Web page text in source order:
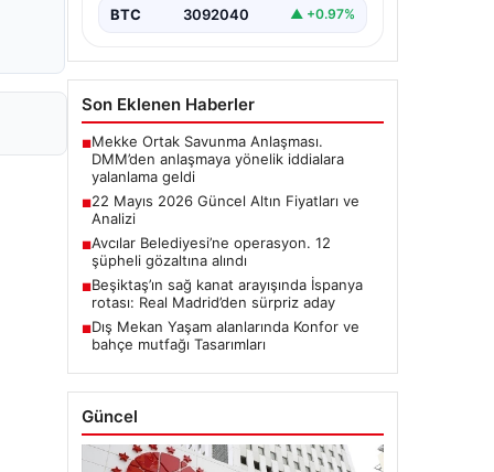
BTC 3092040 ▲ +0.97%
Son Eklenen Haberler
■Mekke Ortak Savunma Anlaşması.
DMM’den anlaşmaya yönelik iddialara
yalanlama geldi
■22 Mayıs 2026 Güncel Altın Fiyatları ve
Analizi
■Avcılar Belediyesi’ne operasyon. 12
şüpheli gözaltına alındı
■Beşiktaş’ın sağ kanat arayışında İspanya
rotası: Real Madrid’den sürpriz aday
■Dış Mekan Yaşam alanlarında Konfor ve
bahçe mutfağı Tasarımları
Güncel